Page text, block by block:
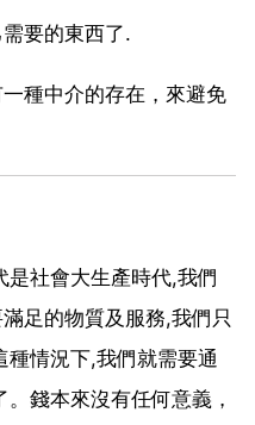
要的東西了.
種中介的存在，來避免
社會大生產時代,我們
足的物質及服務,我們只
情況下,我們就需要通
錢本來沒有任何意義，